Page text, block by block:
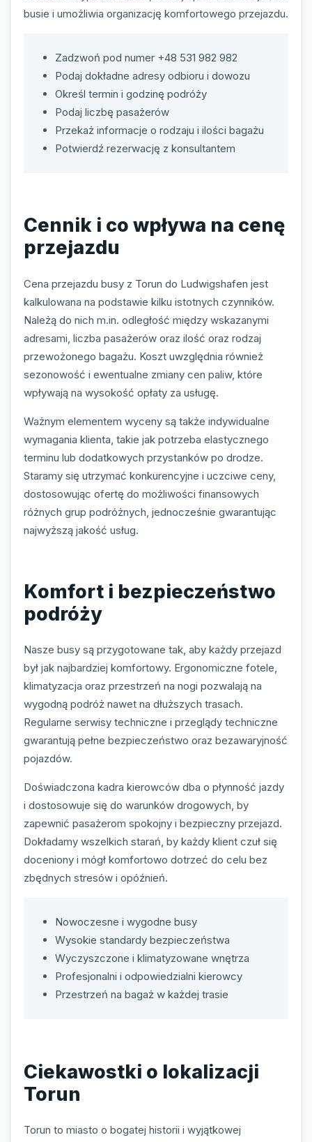
busie i umożliwia organizację komfortowego przejazdu.
Zadzwoń pod numer +48 531 982 982
Podaj dokładne adresy odbioru i dowozu
Określ termin i godzinę podróży
Podaj liczbę pasażerów
Przekaż informacje o rodzaju i ilości bagażu
Potwierdź rezerwację z konsultantem
Cennik i co wpływa na cenę
przejazdu
Cena przejazdu busy z Torun do Ludwigshafen jest
kalkulowana na podstawie kilku istotnych czynników.
Należą do nich m.in. odległość między wskazanymi
adresami, liczba pasażerów oraz ilość oraz rodzaj
przewożonego bagażu. Koszt uwzględnia również
sezonowość i ewentualne zmiany cen paliw, które
wpływają na wysokość opłaty za usługę.
Ważnym elementem wyceny są także indywidualne
wymagania klienta, takie jak potrzeba elastycznego
terminu lub dodatkowych przystanków po drodze.
Staramy się utrzymać konkurencyjne i uczciwe ceny,
dostosowując ofertę do możliwości finansowych
różnych grup podróżnych, jednocześnie gwarantując
najwyższą jakość usług.
Komfort i bezpieczeństwo
podróży
Nasze busy są przygotowane tak, aby każdy przejazd
był jak najbardziej komfortowy. Ergonomiczne fotele,
klimatyzacja oraz przestrzeń na nogi pozwalają na
wygodną podróż nawet na dłuższych trasach.
Regularne serwisy techniczne i przeglądy techniczne
gwarantują pełne bezpieczeństwo oraz bezawaryjność
pojazdów.
Doświadczona kadra kierowców dba o płynność jazdy
i dostosowuje się do warunków drogowych, by
zapewnić pasażerom spokojny i bezpieczny przejazd.
Dokładamy wszelkich starań, by każdy klient czuł się
doceniony i mógł komfortowo dotrzeć do celu bez
zbędnych stresów i opóźnień.
Nowoczesne i wygodne busy
Wysokie standardy bezpieczeństwa
Wyczyszczone i klimatyzowane wnętrza
Profesjonalni i odpowiedzialni kierowcy
Przestrzeń na bagaż w każdej trasie
Ciekawostki o lokalizacji
Torun
Torun to miasto o bogatej historii i wyjątkowej